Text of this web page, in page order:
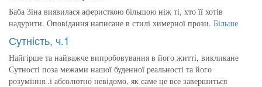
Баба Зіна виявилася аферисткою більшою ніж ті, хто її хотів
надурити. Оповідання написане в стилі химерної прози. Більше
Сутність, ч.1
Найгірше та найважче випробовування в його житті, викликане
Сутності поза межами нашої буденної реальності та його
розуміння..і абсолютно невідомо, як саме це все завершиться